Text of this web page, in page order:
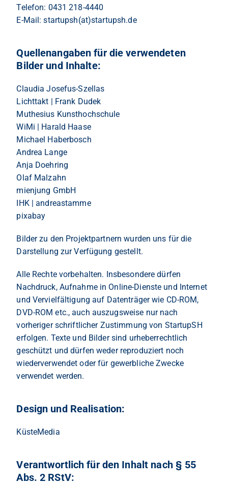
Telefon: 0431 218-4440
E-Mail: startupsh(at)startupsh.de
Quellenangaben für die verwendeten
Bilder und Inhalte:
Claudia Josefus-Szellas
Lichttakt | Frank Dudek
Muthesius Kunsthochschule
WiMi | Harald Haase
Michael Haberbosch
Andrea Lange
Anja Doehring
Olaf Malzahn
mienjung GmbH
IHK | andreastamme
pixabay
Bilder zu den Projektpartnern wurden uns für die
Darstellung zur Verfügung gestellt.
Alle Rechte vorbehalten. Insbesondere dürfen
Nachdruck, Aufnahme in Online-Dienste und Internet
und Vervielfältigung auf Datenträger wie CD-ROM,
DVD-ROM etc., auch auszugsweise nur nach
vorheriger schriftlicher Zustimmung von StartupSH
erfolgen. Texte und Bilder sind urheberrechtlich
geschützt und dürfen weder reproduziert noch
wiederverwendet oder für gewerbliche Zwecke
verwendet werden.
Design und Realisation:
KüsteMedia
Verantwortlich für den Inhalt nach § 55
Abs. 2 RStV: